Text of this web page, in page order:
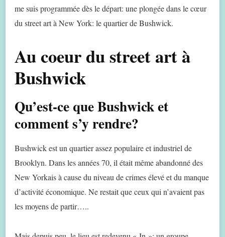
me suis programmée dès le départ: une plongée dans le cœur
du street art à New York: le quartier de Bushwick.
Au coeur du street art à
Bushwick
Qu’est-ce que Bushwick et
comment s’y rendre?
Bushwick est un quartier assez populaire et industriel de
Brooklyn. Dans les années 70, il était même abandonné des
New Yorkais à cause du niveau de crimes élevé et du manque
d’activité économique. Ne restait que ceux qui n’avaient pas
les moyens de partir…..